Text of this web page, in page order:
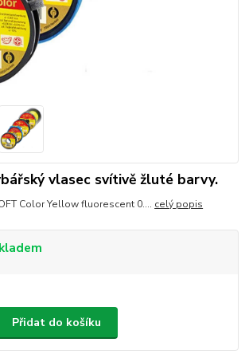
vlasec svítivě žluté barvy.
Color Yellow fluorescent 0.... celý popis
Přidat do košíku